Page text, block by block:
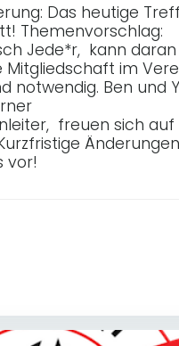
Das heutige
Themenvorschlag:
Jede*r, kann daran
Mitgliedschaft im
notwendig. Ben und
freuen sich auf
Änderungen
vor!